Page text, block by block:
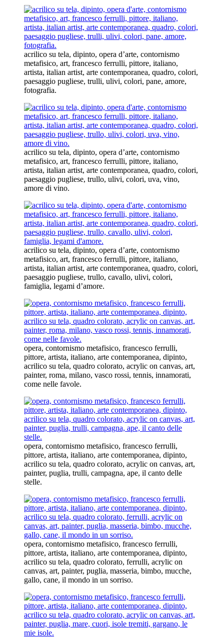
acrilico su tela, dipinto, opera d’arte, contornismo
metafisico, art, francesco ferrulli, pittore, italiano,
artista, italian artist, arte contemporanea, quadro, colori,
paesaggio pugliese, trulli, ulivi, colori, pane, amore,
fotografia.
acrilico su tela, dipinto, opera d’arte, contornismo
metafisico, art, francesco ferrulli, pittore, italiano,
artista, italian artist, arte contemporanea, quadro, colori,
paesaggio pugliese, trullo, ulivi, colori, uva, vino,
amore di vino.
acrilico su tela, dipinto, opera d’arte, contornismo
metafisico, art, francesco ferrulli, pittore, italiano,
artista, italian artist, arte contemporanea, quadro, colori,
paesaggio pugliese, trullo, cavallo, ulivi, colori,
famiglia, legami d’amore.
opera, contornismo metafisico, francesco ferrulli,
pittore, artista, italiano, arte contemporanea, dipinto,
acrilico su tela, quadro colorato, acrylic on canvas, art,
painter, roma, milano, vasco rossi, tennis, innamorati,
come nelle favole.
opera, contornismo metafisico, francesco ferrulli,
pittore, artista, italiano, arte contemporanea, dipinto,
acrilico su tela, quadro colorato, acrylic on canvas, art,
painter, puglia, trulli, campagna, ape, il canto delle
stelle.
opera, contornismo metafisico, francesco ferrulli,
pittore, artista, italiano, arte contemporanea, dipinto,
acrilico su tela, quadro colorato, ferrulli, acrylic on
canvas, art, painter, puglia, masseria, bimbo, mucche,
gallo, cane, il mondo in un sorriso.